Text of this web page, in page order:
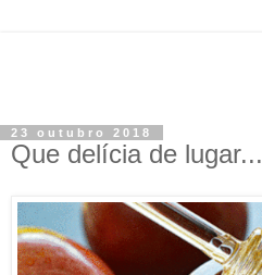
23 outubro 2018
Que delícia de lugar...